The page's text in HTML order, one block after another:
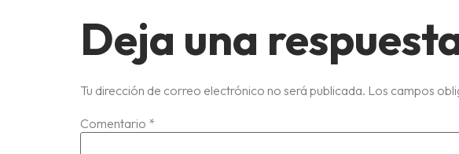
Deja una
Tu dirección de correo electrónico no será publicada. Los campos
Comentario *